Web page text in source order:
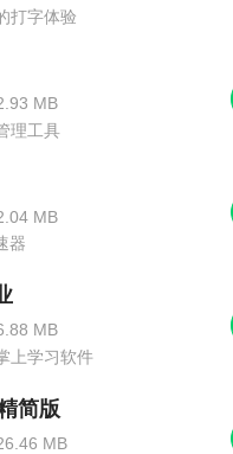
吧！
打字体验
MB
理工具
MB
器
MB
上学习软件
简版
MB